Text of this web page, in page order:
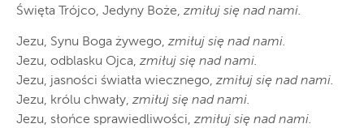
Święta Trójco, Jedyny Boże, zmiłuj się nad nami.
Jezu, Synu Boga żywego, zmiłuj się nad nami.
Jezu, odblasku Ojca, zmiłuj się nad nami.
Jezu, jasności światła wiecznego, zmiłuj się nad nami.
Jezu, królu chwały, zmiłuj się nad nami.
Jezu, słońce sprawiedliwości, zmiłuj się nad nami.